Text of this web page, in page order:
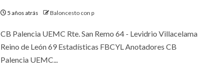
5 años atrás Baloncesto con p
CB Palencia UEMC Rte. San Remo 64 - Levidrio Villacelama
Reino de León 69 Estadísticas FBCYL Anotadores CB
Palencia UEMC...